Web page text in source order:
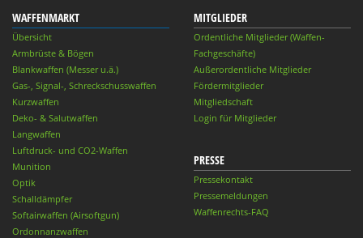
WAFFENMARKT
Übersicht
Armbrüste & Bögen
Blankwaffen (Messer u.ä.)
Gas-, Signal-, Schreckschusswaffen
Kurzwaffen
Deko- & Salutwaffen
Langwaffen
Luftdruck- und CO2-Waffen
Munition
Optik
Schalldämpfer
Softairwaffen (Airsoftgun)
Ordonnanzwaffen
MITGLIEDER
Ordentliche Mitglieder (Waffen-
Fachgeschäfte)
Außerordentliche Mitglieder
Fördermitglieder
Mitgliedschaft
Login für Mitglieder
PRESSE
Pressekontakt
Pressemeldungen
Waffenrechts-FAQ